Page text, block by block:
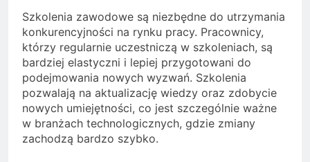
Szkolenia zawodowe są niezbędne do utrzymania
konkurencyjności na rynku pracy. Pracownicy,
którzy regularnie uczestniczą w szkoleniach, są
bardziej elastyczni i lepiej przygotowani do
podejmowania nowych wyzwań. Szkolenia
pozwalają na aktualizację wiedzy oraz zdobycie
nowych umiejętności, co jest szczególnie ważne
w branżach technologicznych, gdzie zmiany
zachodzą bardzo szybko.